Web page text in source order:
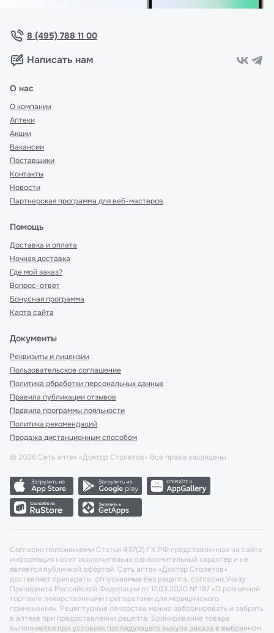
8 (495) 788 11 00
Написать нам
О нас
О компании
Аптеки
Акции
Вакансии
Поставщики
Контакты
Новости
Партнерская программа для веб-мастеров
Помощь
Доставка и оплата
Ночная доставка
Где мой заказ?
Вопрос-ответ
Бонусная программа
Карта сайта
Документы
Реквизиты и лицензии
Пользовательское соглашение
Политика обработки персональных данных
Правила публикации отзывов
Правила программы лояльности
Политика рекомендаций
Продажа дистанционным способом
© 2026 Сеть аптек «Доктор Столетов» Все права защищены
Согласно положениями Статьи 437(2) ГК РФ представленная на сайте
информация носит исключительно ознакомительный характер и не
является публичной офертой. Сеть аптек «Доктор Столетов»
доставляет препараты, отпускаемые без рецепта, согласно Указу
Президента Российской Федерации от 17.03.2020 № 187 «О розничной
торговле лекарственными препаратами для медицинского
применения». Рецептурные лекарства можно забронировать и забрать
в аптеке при предоставлении рецепта. Бронирование товара
выполняется при условиях последующего выкупа заказа в выбранном